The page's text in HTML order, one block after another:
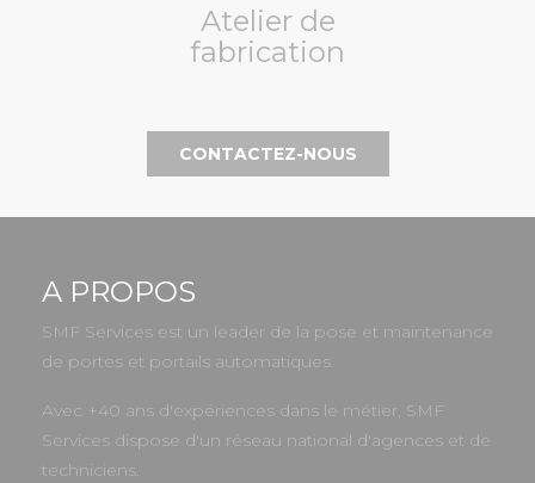
Atelier de
fabrication
CONTACTEZ-NOUS
A PROPOS
SMF Services est un leader de la pose et maintenance
de portes et portails automatiques.
Avec +40 ans d'expériences dans le métier, SMF
Services dispose d'un réseau national d'agences et de
techniciens.